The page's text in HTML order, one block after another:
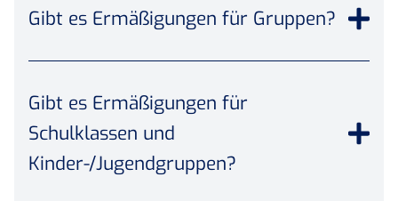
Gibt es Ermäßigungen für Gruppen?
Gibt es Ermäßigungen für
Schulklassen und
Kinder-/Jugendgruppen?